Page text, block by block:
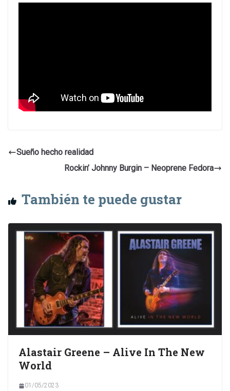
Sueño hecho realidad
Rockin’ Johnny Burgin – Neoprene Fedora
También te puede gustar
Alastair Greene – Alive In The New
World
01/05/2023